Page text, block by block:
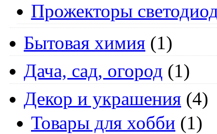
Прожекторы
Бытовая химия (1)
Дача, сад, огород (1)
Декор и украшения (4)
Товары для хобби (1)